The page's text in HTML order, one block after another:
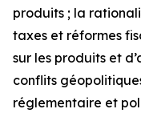
produits ; la
taxes et réformes
sur les produits et
conflits
réglementaire et